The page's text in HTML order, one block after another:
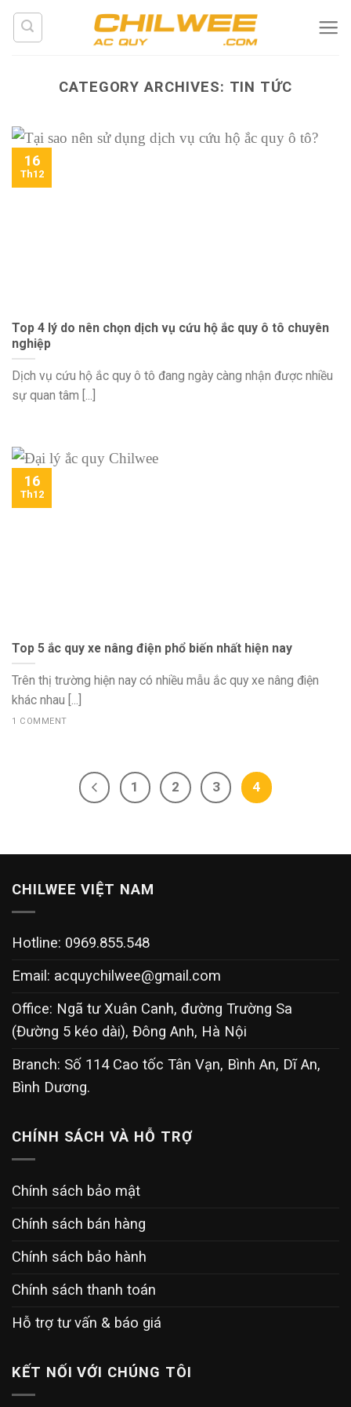
Skip
CATEGORY ARCHIVES: TIN TỨC
Top 4 lý do nên chọn dịch vụ cứu hộ ắc quy ô tô chuyên
nghiệp
Dịch vụ cứu hộ ắc quy ô tô đang ngày càng nhận được nhiều
sự quan tâm [...]
16
Th12
Top 5 ắc quy xe nâng điện phổ biến nhất hiện nay
Trên thị trường hiện nay có nhiều mẫu ắc quy xe nâng điện
khác nhau [...]
1 COMMENT
16
Th12
1 2 3 4
CHILWEE VIỆT NAM
Hotline: 0969.855.548
Email: acquychilwee@gmail.com
Office: Ngã tư Xuân Canh, đường Trường Sa
(Đường 5 kéo dài), Đông Anh, Hà Nội
Branch: Số 114 Cao tốc Tân Vạn, Bình An, Dĩ An,
Bình Dương.
CHÍNH SÁCH VÀ HỖ TRỢ
Chính sách bảo mật
Chính sách bán hàng
Chính sách bảo hành
Chính sách thanh toán
Hỗ trợ tư vấn & báo giá
KẾT NỐI VỚI CHÚNG TÔI